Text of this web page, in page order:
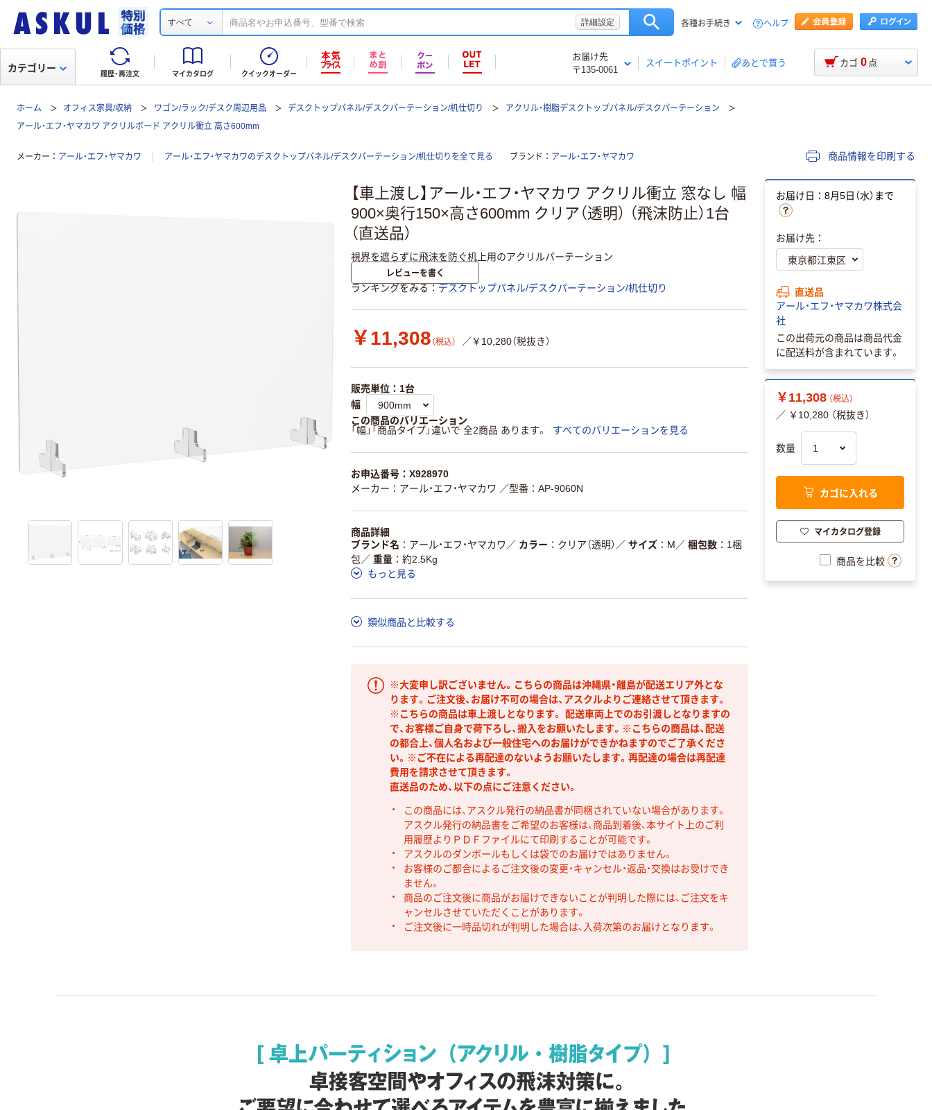
すべて 詳細設定 各種お手続き ヘルプ
履歴・再注文 マイカタログ クイックオーダー
お届け先
〒135-0061
スイートポイント あとで買う
カテゴリー カゴ 0 点
ホーム オフィス家具/収納 ワゴン/ラック/デスク周辺用品 デスクトップパネル/デスクパーテーション/机仕切り
アクリル・樹脂デスクトップパネル/デスクパーテーション
アール・エフ・ヤマカワ アクリルボード アクリル衝立 高さ600mm
メーカー アール・エフ・ヤマカワ アール・エフ・ヤマカワのデスクトップパネル/デスクパーテーション/机仕切りを全て見る ブランド アール・エフ・ヤマカワ 商品情報を印刷する
【車上渡し】アール・エフ・ヤマカワ アクリル衝立 窓なし 幅
900×奥行150×高さ600mm クリア（透明） （飛沫防止）1台
（直送品）
視界を遮らずに飛沫を防ぐ机上用のアクリルパーテーション
レビューを書く
ランキングをみる デスクトップパネル/デスクパーテーション/机仕切り
￥11,308 （税込） ／￥10,280（税抜き）
販売単位：1台
幅
この商品のバリエーション
「幅」「商品タイプ」違いで 全2商品 あります。
すべてのバリエーションを見る
お申込番号：X928970
メーカー：アール・エフ・ヤマカワ ／型番：AP-9060N
商品詳細
ブランド名
アール・エフ・ヤマカワ ／ カラー クリア（透明） ／ サイズ M ／ 梱包数
1梱
包 ／ 重量
約2.5Kg
もっと見る
類似商品と比較する
※大変申し訳ございません。こちらの商品は沖縄県・離島が配送エリア外とな
ります。ご注文後、お届け不可の場合は、アスクルよりご連絡させて頂きます。
※こちらの商品は車上渡しとなります。 配送車両上でのお引渡しとなりますの
で、お客様ご自身で荷下ろし、搬入をお願いたします。※こちらの商品は、配送
の都合上、個人名および一般住宅へのお届けができかねますのでご了承くださ
い。※ご不在による再配達のないようお願いたします。再配達の場合は再配達
費用を請求させて頂きます。
直送品のため、以下の点にご注意ください。
この商品には、アスクル発行の納品書が同梱されていない場合があります。
アスクル発行の納品書をご希望のお客様は、商品到着後、本サイト上のご利
用履歴よりＰＤＦファイルにて印刷することが可能です。
アスクルのダンボールもしくは袋でのお届けではありません。
お客様のご都合によるご注文後の変更・キャンセル・返品・交換はお受けでき
ません。
商品のご注文後に商品がお届けできないことが判明した際には、ご注文をキ
ャンセルさせていただくことがあります。
ご注文後に一時品切れが判明した場合は、入荷次第のお届けとなります。
お届け日：8月5日（水）まで
お届け先：
直送品
アール・エフ・ヤマカワ株式会
社
この出荷元の商品は商品代金
に配送料が含まれています。
￥11,308 （税込）
／ ￥10,280 （税抜き）
数量
カゴに入れる
マイカタログ登録
商品を比較